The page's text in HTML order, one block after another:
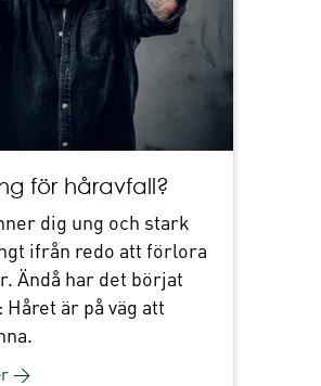
för håravfall?
dig ung och stark
ifrån redo att förlora
Ändå har det börjat
Håret är på väg att
→